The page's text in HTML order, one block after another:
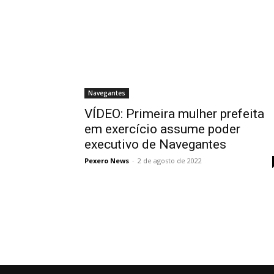
Navegantes
VÍDEO: Primeira mulher prefeita
em exercício assume poder
executivo de Navegantes
Pexero News - 2 de agosto de 2022